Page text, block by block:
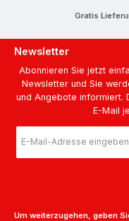
Gratis
Newsletter
Abonnieren Sie jetzt
Newsletter und Sie
und Angebote informiert.
E-Mail
Mail-
Um weiterzugehen, geben